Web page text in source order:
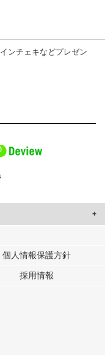
ンチェキなどプレゼン
わせたコンテンツや広告の
提供しています。
ーに提供した他の情報や、
に収集した他の情報を組み
個人情報保護方針
採用情報